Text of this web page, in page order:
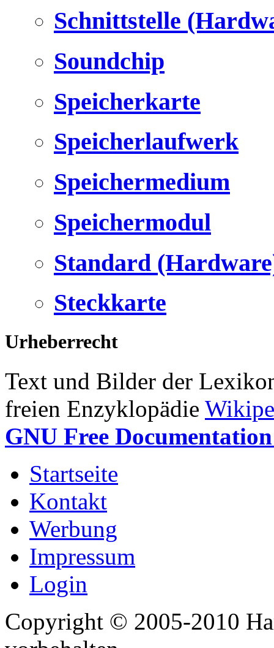
Schnittstelle
Soundchip
Speicherkarte
Speicherlaufwerk
Speichermedium
Speichermodul
Standard
Steckkarte
Urheberrecht
Text und Bilder der
freien Enzyklopädie
GNU Free
Startseite
Kontakt
Werbung
Impressum
Login
Copyright © 2005-2010